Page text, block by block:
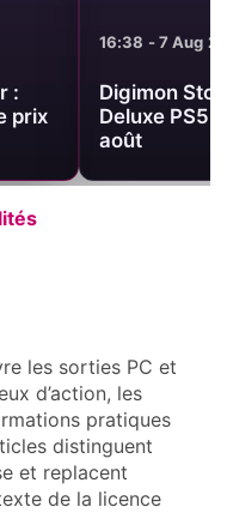
:
prix
16:38 - 7 Aug
Digimon
Deluxe PS5
août
les sorties PC et
d’action, les
pratiques
distinguent
et replacent
de la licence